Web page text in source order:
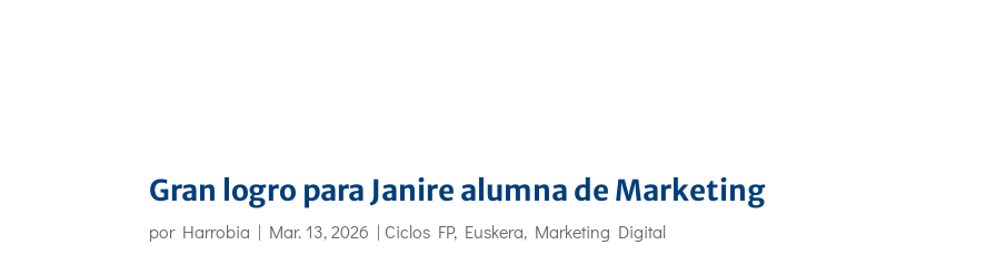
Gran logro para Janire alumna de Marketing
por Harrobia | Mar. 13, 2026 | Ciclos FP, Euskera, Marketing Digital